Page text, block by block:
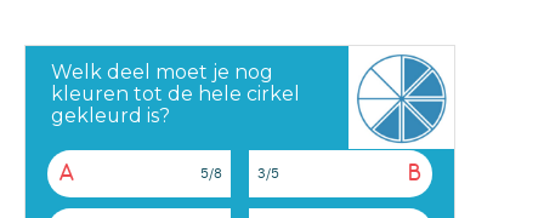
Welk deel moet je nog
kleuren tot de hele cirkel
gekleurd is?
A 5/8 B
3/5